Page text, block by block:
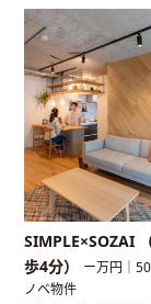
SIMPLE×SOZAI
歩4分） ー万円｜
ノベ物件